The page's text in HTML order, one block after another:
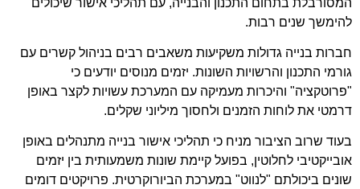
להימשך שנים רבות.
חברות בנייה גדולות משקיעות משאבים רבים בניהול קשרים עם
גורמי התכנון והרשויות השונות. יזמים מנוסים יודעים כי
"פרוטקציה" והיכרות מעמיקה עם המערכת עשויות לקצר באופן
דרמטי את לוחות הזמנים ולחסוך מיליוני שקלים.
בעוד שרוב הציבור מניח כי תהליכי אישור בנייה מתנהלים באופן
אובייקטיבי לחלוטין, בפועל קיימת שונות משמעותית בין יזמים
שונים ביכולתם "לנווט" במערכת הביורוקרטית. פרויקטים דומים